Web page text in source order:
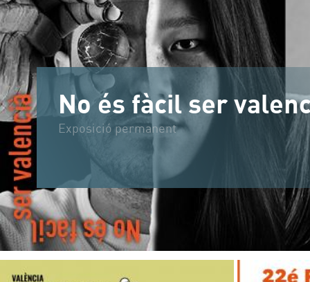
No és fàcil ser valencià
Exposició permanent
València, la ciutat
emmascarada
Premi
difusió